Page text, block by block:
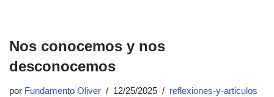
Nos conocemos y nos
desconocemos
por Fundamento Oliver 12/25/2025 reflexiones-y-articulos